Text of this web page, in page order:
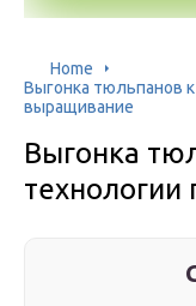
Home
Выгонка тюльпанов
выращивание
Выгонка